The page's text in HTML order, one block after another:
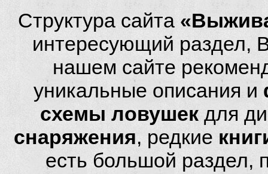
Структура сайта
интересующий раздел,
нашем сайте
уникальные описания и
схемы ловушек для
снаряжения, редкие
есть большой